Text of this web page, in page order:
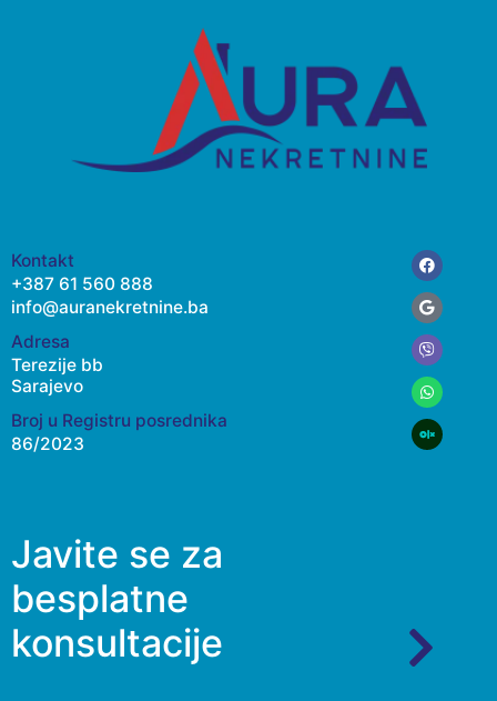
Kontakt
+387 61 560 888
info@auranekretnine.ba
Adresa
Terezije bb
Sarajevo
Broj u Registru posrednika
86/2023
Facebook
Google
Viber
Javite se za
besplatne
konsultacije